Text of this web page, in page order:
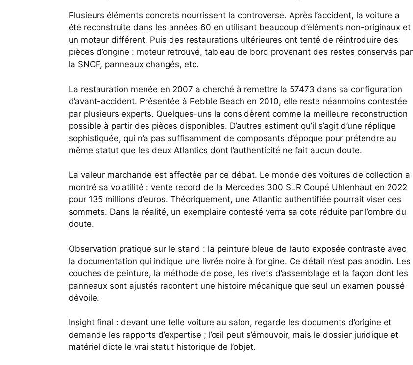
Plusieurs éléments concrets nourrissent la controverse. Après l’accident, la voiture a
été reconstruite dans les années 60 en utilisant beaucoup d’éléments non-originaux et
un moteur différent. Puis des restaurations ultérieures ont tenté de réintroduire des
pièces d’origine : moteur retrouvé, tableau de bord provenant des restes conservés par
la SNCF, panneaux changés, etc.
La restauration menée en 2007 a cherché à remettre la 57473 dans sa configuration
d’avant-accident. Présentée à Pebble Beach en 2010, elle reste néanmoins contestée
par plusieurs experts. Quelques-uns la considèrent comme la meilleure reconstruction
possible à partir des pièces disponibles. D’autres estiment qu’il s’agit d’une réplique
sophistiquée, qui n’a pas suffisamment de composants d’époque pour prétendre au
même statut que les deux Atlantics dont l’authenticité ne fait aucun doute.
La valeur marchande est affectée par ce débat. Le monde des voitures de collection a
montré sa volatilité : vente record de la Mercedes 300 SLR Coupé Uhlenhaut en 2022
pour 135 millions d’euros. Théoriquement, une Atlantic authentifiée pourrait viser ces
sommets. Dans la réalité, un exemplaire contesté verra sa cote réduite par l’ombre du
doute.
Observation pratique sur le stand : la peinture bleue de l’auto exposée contraste avec
la documentation qui indique une livrée noire à l’origine. Ce détail n’est pas anodin. Les
couches de peinture, la méthode de pose, les rivets d’assemblage et la façon dont les
panneaux sont ajustés racontent une histoire mécanique que seul un examen poussé
dévoile.
Insight final : devant une telle voiture au salon, regarde les documents d’origine et
demande les rapports d’expertise ; l’œil peut s’émouvoir, mais le dossier juridique et
matériel dicte le vrai statut historique de l’objet.